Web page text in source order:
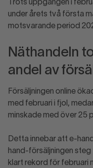
Trots uppgången i
under årets två första
motsvarande period
Näthandeln
andel av
Försäljningen online
med februari i fjol,
minskade med över 25
Detta innebar att e-
hand-försäljningen
klart rekord för februari